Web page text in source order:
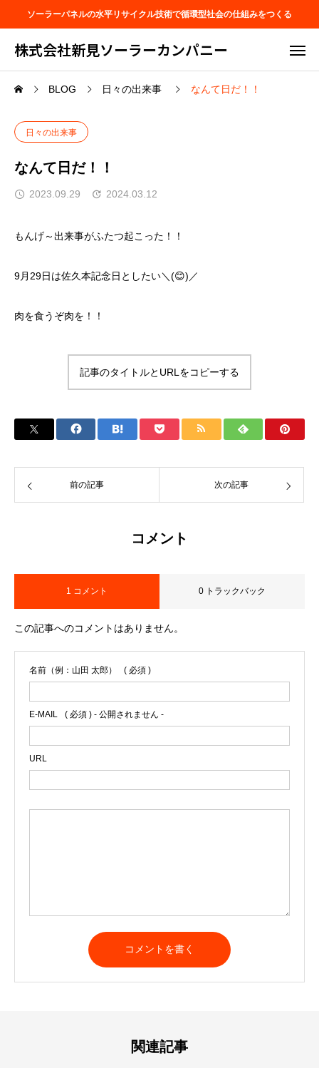
ソーラーパネルの水平リサイクル技術で循環型社会の仕組みをつくる
株式会社新見ソーラーカンパニー
BLOG 日々の出来事 なんて日だ！！
日々の出来事
なんて日だ！！
2023.09.29 2024.03.12
もんげ～出来事がふたつ起こった！！
9月29日は佐久本記念日としたい＼(😊)／
肉を食うぞ肉を！！
記事のタイトルとURLをコピーする
前の記事 次の記事
コメント
1 コメント 0 トラックバック
この記事へのコメントはありません。
名前（例：山田 太郎） ( 必須 )
E-MAIL ( 必須 ) - 公開されません -
URL
l
関連記事